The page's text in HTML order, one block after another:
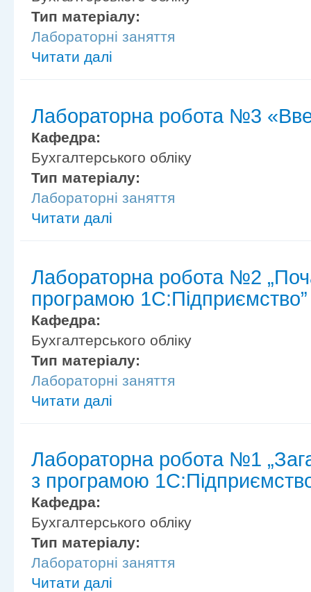
Тип матеріалу:
Лабораторні заняття
Читати далі
Лабораторна робота №3
Кафедра:
Бухгалтерського обліку
Тип матеріалу:
Лабораторні заняття
Читати далі
Лабораторна робота №2
програмою 1С:Підприємство”
Кафедра:
Бухгалтерського обліку
Тип матеріалу:
Лабораторні заняття
Читати далі
Лабораторна робота №1
з програмою
Кафедра:
Бухгалтерського обліку
Тип матеріалу:
Лабораторні заняття
Читати далі